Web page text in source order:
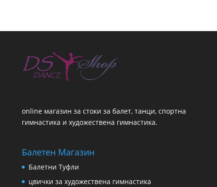
online магазин за стоки за балет, танци, спортна
гимнастика и художествена гимнастика.
Балетен Магазин
Балетни Туфли
цвички за художествена гимнастика